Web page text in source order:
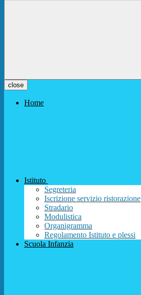
close
Home
Istituto
Segreteria
Iscrizione servizio ristorazione
Stradario
Modulistica
Organigramma
Regolamento Istituto e plessi
Scuola Infanzia